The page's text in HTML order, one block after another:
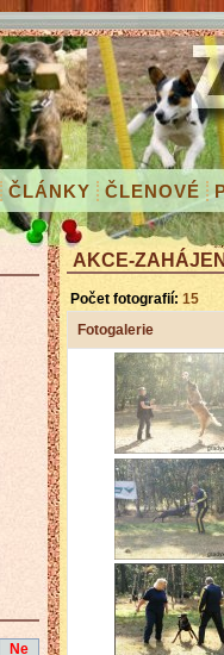
ČLÁNKY ČLENOVÉ
AKCE-
Počet fotografií: 15
Fotogalerie
Ne